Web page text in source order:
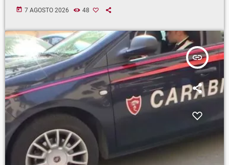
today 7 AGOSTO 2026 48
insert_link